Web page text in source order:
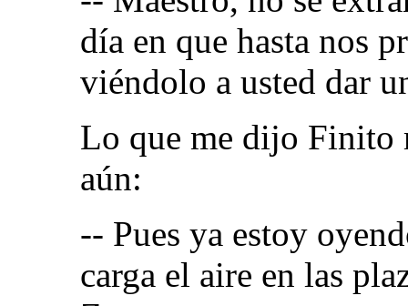
día en que hasta nos
viéndolo a usted dar
Lo que me dijo Finito
aún:
-- Pues ya estoy
carga el aire en las